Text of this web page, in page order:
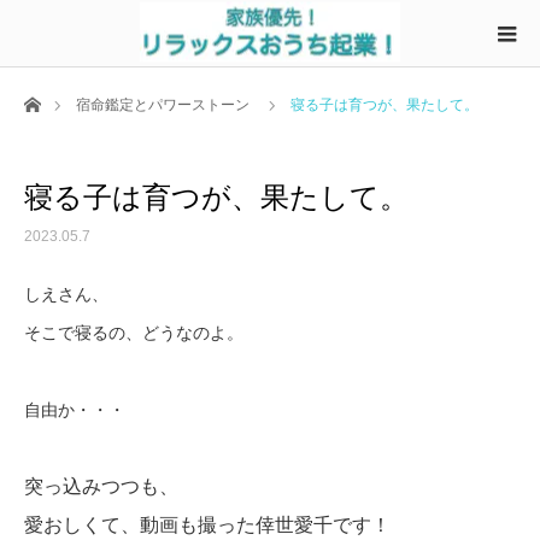
ホーム宿命鑑定とパワーストーン 寝る子は育つが、果たして。
寝る子は育つが、果たして。
2023.05.7
しえさん、
そこで寝るの、どうなのよ。
自由か・・・
突っ込みつつも、
愛おしくて、動画も撮った倖世愛千です！